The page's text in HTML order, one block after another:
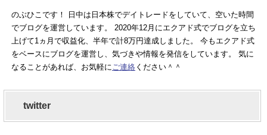
のぶひこです！ 日中は日本株でデイトレードをしていて、空いた時間
でブログを運営しています。 2020年12月にエクアド式でブログを立ち
上げて1ヵ月で収益化、半年で計8万円達成しました。 今もエクアド式
をベースにブログを運営し、気づきや情報を発信をしています。 気に
なることがあれば、お気軽に ご連絡ください＾＾
twitter